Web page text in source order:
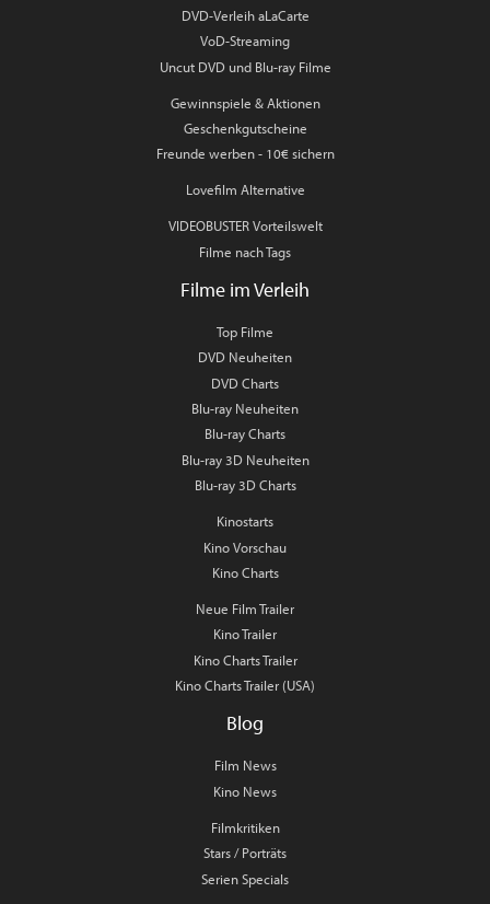
DVD-Verleih aLaCarte
VoD-Streaming
Uncut DVD und Blu-ray Filme
Gewinnspiele & Aktionen
Geschenkgutscheine
Freunde werben - 10€ sichern
Lovefilm Alternative
VIDEOBUSTER Vorteilswelt
Filme nach Tags
Filme im Verleih
Top Filme
DVD Neuheiten
DVD Charts
Blu-ray Neuheiten
Blu-ray Charts
Blu-ray 3D Neuheiten
Blu-ray 3D Charts
Kinostarts
Kino Vorschau
Kino Charts
Neue Film Trailer
Kino Trailer
Kino Charts Trailer
Kino Charts Trailer (USA)
Blog
Film News
Kino News
Filmkritiken
Stars / Porträts
Serien Specials